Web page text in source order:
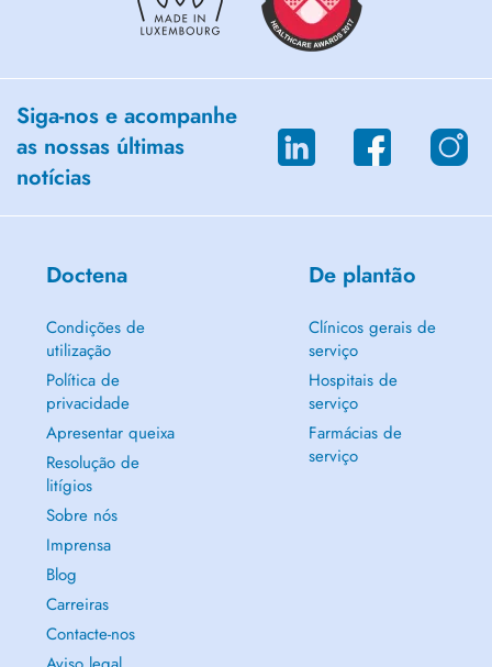
Siga-nos e acompanhe
as nossas últimas
notícias
Doctena
Condições de
utilização
Política de
privacidade
Apresentar queixa
Resolução de
litígios
Sobre nós
Imprensa
Blog
Carreiras
Contacte-nos
De plantão
Clínicos gerais de
serviço
Hospitais de
serviço
Farmácias de
serviço